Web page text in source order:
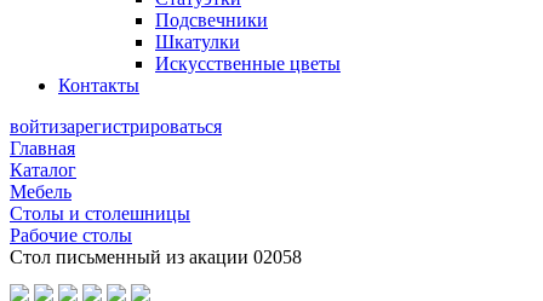
Подсвечники
Шкатулки
Искусственные цветы
Контакты
войтизарегистрироваться
Главная
Каталог
Мебель
Столы и столешницы
Рабочие столы
Стол письменный из акации 02058